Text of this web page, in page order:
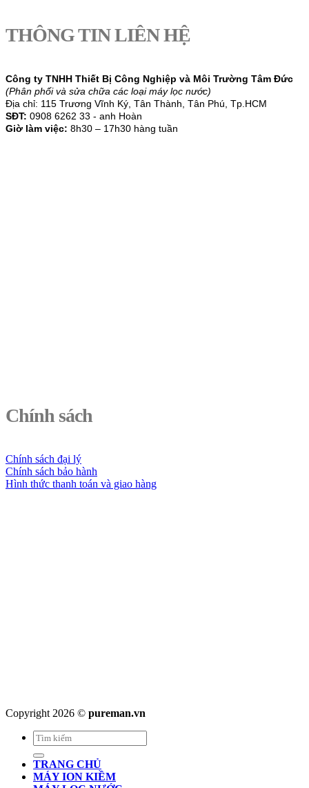
THÔNG TIN LIÊN HỆ
Công ty TNHH Thiết Bị Công Nghiệp và Môi Trường Tâm Đức
(Phân phối và sửa chữa các loại máy lọc nước)
Địa chỉ: 115 Trương Vĩnh Ký, Tân Thành, Tân Phú, Tp.HCM
SĐT: 0908 6262 33 - anh Hoàn
Giờ làm việc: 8h30 – 17h30 hàng tuần
Chính sách
Chính sách đại lý
Chính sách bảo hành
Hình thức thanh toán và giao hàng
Copyright 2026 © pureman.vn
Search
for:
TRANG CHỦ
MÁY ION KIỀM